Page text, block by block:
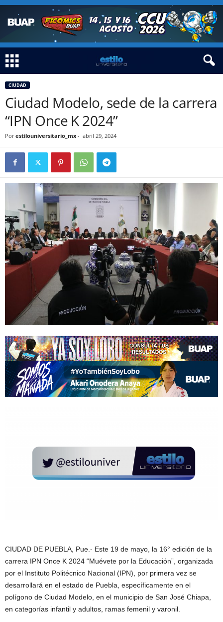
CIUDAD
Ciudad Modelo, sede de la carrera
“IPN Once K 2024”
Por estilouniversitario_mx - abril 29, 2024
CIUDAD DE PUEBLA, Pue.- Este 19 de mayo, la 16° edición de la
carrera IPN Once K 2024 “Muévete por la Educación”, organizada
por el Instituto Politécnico Nacional (IPN), por primera vez se
desarrollará en el estado de Puebla, específicamente en el
polígono de Ciudad Modelo, en el municipio de San José Chiapa,
en categorías infantil y adultos, ramas femenil y varonil.